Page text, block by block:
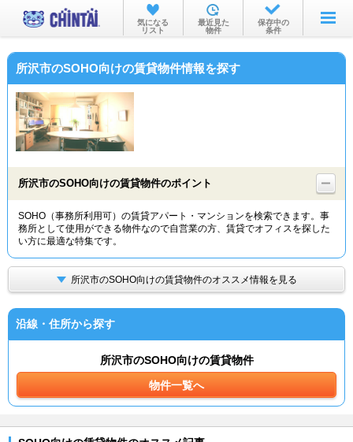
お部屋を探す
沿線・駅から
物件特集から
TOP
気になる
リスト
最近見た
物件
保存中の
条件
所沢市のSOHO向けの賃貸物件情報を探す
所沢市のSOHO向けの賃貸物件のポイント
SOHO（事務所利用可）の賃貸アパート・マンションを検索できます。事
務所として使用ができる物件なので自営業の方、賃貸でオフィスを探した
い方に最適な特集です。
所沢市のSOHO向けの賃貸物件のオススメ情報を見る
沿線・住所から探す
所沢市のSOHO向けの賃貸物件
物件一覧へ